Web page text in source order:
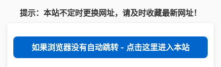
提示：本站不定时更换网址，请及时收藏最新网址！
如果浏览器没有自动跳转 - 点击这里进入本站